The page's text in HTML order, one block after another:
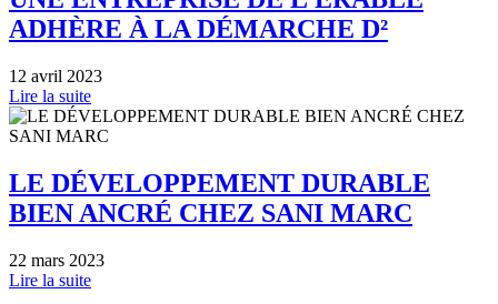
ADHÈRE À LA DÉMARCHE D²
12 avril 2023
Lire la suite
LE DÉVELOPPEMENT DURABLE
BIEN ANCRÉ CHEZ SANI MARC
22 mars 2023
Lire la suite